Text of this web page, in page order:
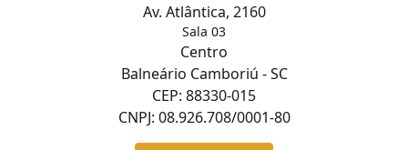
Av. Atlântica, 2160
Sala 03
Centro
Balneário Camboriú - SC
CEP: 88330-015
CNPJ: 08.926.708/0001-80